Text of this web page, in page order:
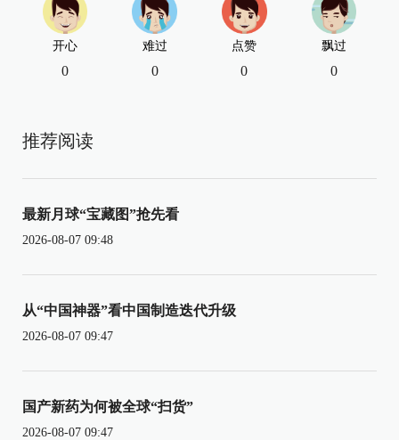
开心
0
难过
0
点赞
0
飘过
0
推荐阅读
最新月球“宝藏图”抢先看
2026-08-07 09:48
从“中国神器”看中国制造迭代升级
2026-08-07 09:47
国产新药为何被全球“扫货”
2026-08-07 09:47